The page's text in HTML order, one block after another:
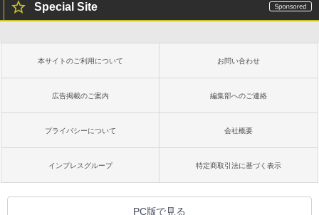
Special Site
本サイトのご利用について お問い合わせ
広告掲載のご案内 編集部へのご連絡
プライバシーについて 会社概要
インプレスグループ 特定商取引法に基づく表示
PC版で見る